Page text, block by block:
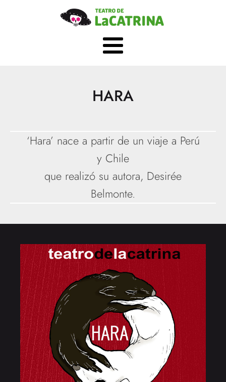
HARA
‘Hara’ nace a partir de un viaje a Perú
y Chile
que realizó su autora, Desirée
Belmonte.